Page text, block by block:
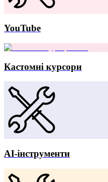
YouTube
Кастомні курсори
AI-інструменти